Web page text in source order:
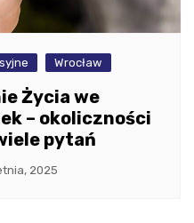
Wrocław
Życia we
– okoliczności
pytań
2025